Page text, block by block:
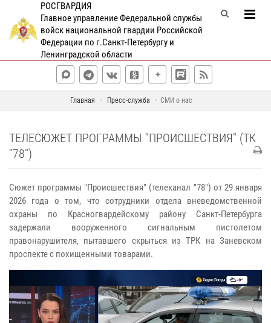
РОСГВАРДИЯ
Главное управление Федеральной службы
войск национальной гвардии Российской
Федерации по г.Санкт-Петербургу и
Ленинградской области
Главная Пресс-служба СМИ о нас
ТЕЛЕСЮЖЕТ ПРОГРАММЫ "ПРОИСШЕСТВИЯ" (ТК
"78")
Сюжет программы "Происшествия" (телеканал "78") от 29 января
2026 года о том, что сотрудники отдела вневедомственной
охраны по Красногвардейскому району Санкт-Петербурга
задержали вооруженного сигнальным пистолетом
правонарушителя, пытавшего скрыться из ТРК на Заневском
проспекте с похищенными товарами.